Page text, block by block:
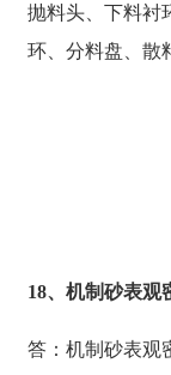
抛料头、下料衬
环、分料盘、散
18、机制砂表观
答：机制砂表观